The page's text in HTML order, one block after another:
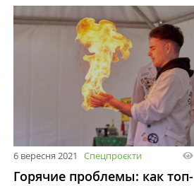
6 вересня 2021 Спецпроєкти
Горячие проблемы: как топ-